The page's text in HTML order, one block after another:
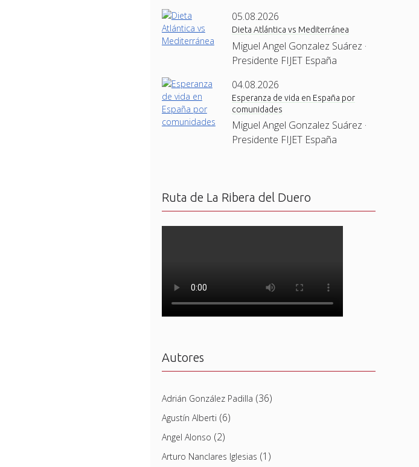
05.08.2026
Dieta Atlántica vs Mediterránea
Miguel Angel Gonzalez Suárez ·
Presidente FIJET España
04.08.2026
Esperanza de vida en España por
comunidades
Miguel Angel Gonzalez Suárez ·
Presidente FIJET España
Ruta de La Ribera del Duero
Autores
Adrián González Padilla (36)
Agustín Alberti (6)
Angel Alonso (2)
Arturo Nanclares Iglesias (1)